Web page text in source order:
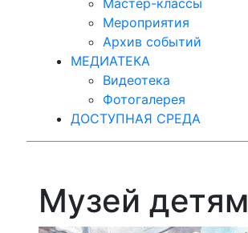
Мастер-классы
Мероприятия
Архив событий
МЕДИАТЕКА
Видеотека
Фотогалерея
ДОСТУПНАЯ СРЕДА
Музей детям